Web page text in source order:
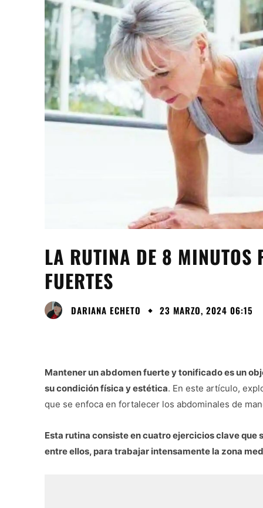
LA RUTINA DE 8 MINUTOS
FUERTES
DARIANA ECHETO 23 MARZO, 2024 06:15
Mantener un abdomen fuerte y tonificado es un
su condición física y estética. En este artículo,
que se enfoca en fortalecer los abdominales de
Esta rutina consiste en cuatro ejercicios clave
entre ellos, para trabajar intensamente la zona